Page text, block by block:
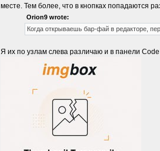
месте. Тем более, что в кнопках попадаются
Orion9 wrote:
Когда открываешь бар-фай в редакторе,
Я их по узлам слева различаю и в панели